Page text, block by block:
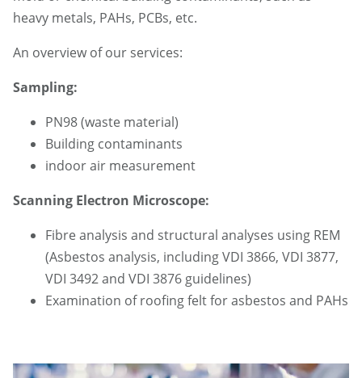
heavy metals, PAHs, PCBs, etc.
An overview of our services:
Sampling:
PN98 (waste material)
Building contaminants
indoor air measurement
Scanning Electron Microscope:
Fibre analysis and structural analyses using REM
(Asbestos analysis, including VDI 3866, VDI 3877,
VDI 3492 and VDI 3876 guidelines)
Examination of roofing felt for asbestos and PAHs